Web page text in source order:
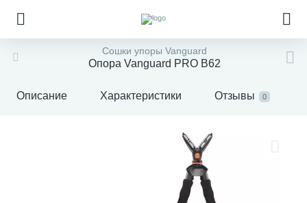
Сошки упоры Vanguard
Опора Vanguard PRO B62
Описание Характеристики Отзывы 0